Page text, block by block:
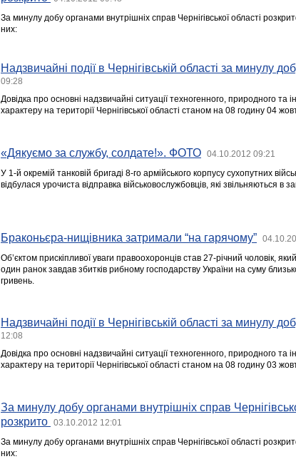
За минулу добу органами внутрішніх справ Чернігівської області
них:
Надзвичайні події в Чернігівській області за минулу
09:28
Довідка про основні надзвичайні ситуації техногенного, природного та
характеру на території Чернігівської області станом на 08 годину 04
«Дякуємо за службу, солдате!». ФОТО 04.10.2012 09:21
У 1-й окремій танковій бригаді 8-го армійського корпусу сухопутних
відбулася урочиста відправка військовослужбовців, які звільняються в
Браконьєра-нищівника затримали “на гарячому”
Об’єктом прискіпливої уваги правоохоронців став 27-річний чоловік,
один ранок завдав збитків рибному господарству України на суму
гривень.
Надзвичайні події в Чернігівській області за минулу
12:08
Довідка про основні надзвичайні ситуації техногенного, природного та
характеру на території Чернігівської області станом на 08 годину 03
За минулу добу органами внутрішніх справ
розкрито
03.10.2012 12:01
За минулу добу органами внутрішніх справ Чернігівської області
них: